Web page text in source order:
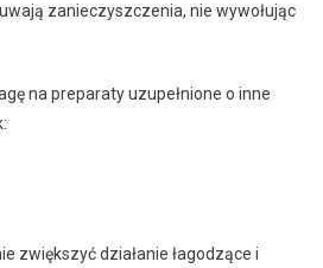
zanieczyszczenia, nie wywołując
na preparaty uzupełnione o inne
zwiększyć działanie łagodzące i